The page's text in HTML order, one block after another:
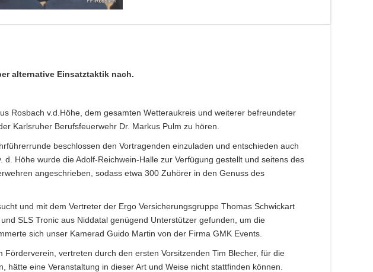
alternative Einsatztaktik nach.
Rosbach v.d.Höhe, dem gesamten Wetteraukreis und weiterer befreundeter
Karlsruher Berufsfeuerwehr Dr. Markus Pulm zu hören.
beschlossen den Vortragenden einzuladen und entschieden auch
Höhe wurde die Adolf-Reichwein-Halle zur Verfügung gestellt und seitens des
angeschrieben, sodass etwa 300 Zuhörer in den Genuss des
und mit dem Vertreter der Ergo Versicherungsgruppe Thomas Schwickart
SLS Tronic aus Niddatal genügend Unterstützer gefunden, um die
sich unser Kamerad Guido Martin von der Firma GMK Events.
vertreten durch den ersten Vorsitzenden Tim Blecher, für die
eine Veranstaltung in dieser Art und Weise nicht stattfinden können.